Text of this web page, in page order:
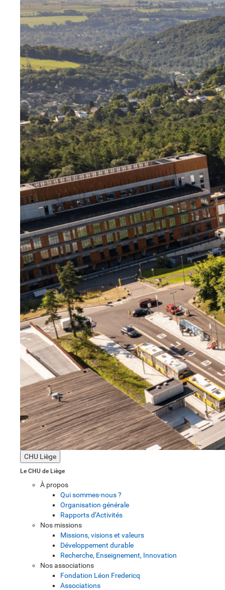
CHU Liège
Le CHU de Liège
À propos
Qui sommes-nous ?
Organisation générale
Rapports d’Activités
Nos missions
Missions, visions et valeurs
Développement durable
Recherche, Enseignement, Innovation
Nos associations
Fondation Léon Fredericq
Associations